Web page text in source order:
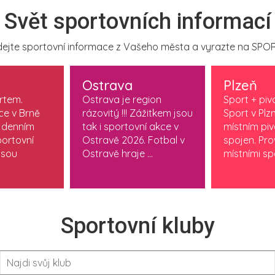
Svět sportovních informací
sportovní informace z Vašeho města a vyrazte na
v Brně
Ostrava
Ostrava je region
rázovitý !!! Zážitkem jsou
tak i sportovní akce v
Ostravě 2026. Fotbal v
Ostravě hraje ...
Plzeň
Sport +
Sport v
místním
spojen.
místními
Sportovní kluby